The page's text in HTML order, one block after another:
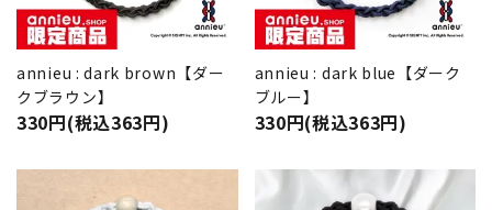
annieu : dark brown【ダー
クブラウン】
330円(税込363円)
annieu : dark blue【ダーク
ブルー】
330円(税込363円)